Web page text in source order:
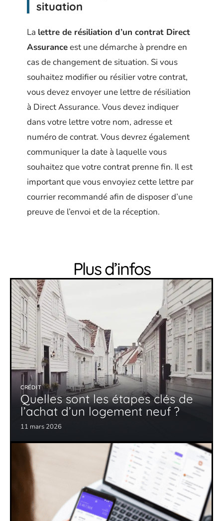
situation
La lettre de résiliation d’un contrat Direct
Assuranceest une démarche à prendre en
cas de changement de situation. Si vous
souhaitez modifier ou résilier votre contrat,
vous devez envoyer une lettre de résiliation
à Direct Assurance. Vous devez indiquer
dans votre lettre votre nom, adresse et
numéro de contrat. Vous devrez également
communiquer la date à laquelle vous
souhaitez que votre contrat prenne fin. Il est
important que vous envoyiez cette lettre par
courrier recommandé afin de disposer d’une
preuve de l’envoi et de la réception.
Plus d’infos
CRÉDIT
Quelles sont les étapes clés de
l’achat d’un logement neuf ?
11 mars 2026